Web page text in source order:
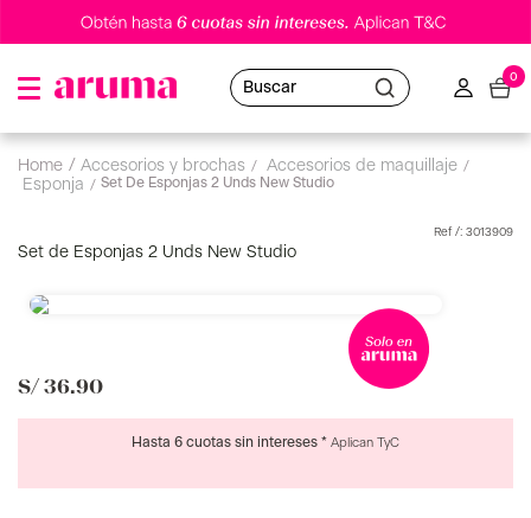
Buscar
0
accesorios y brochas
accesorios de maquillaje
esponja
Set De Esponjas 2 Unds New Studio
: 3013909
Set de Esponjas 2 Unds New Studio
S/ 36.90
Hasta 6 cuotas sin intereses * Aplican TyC